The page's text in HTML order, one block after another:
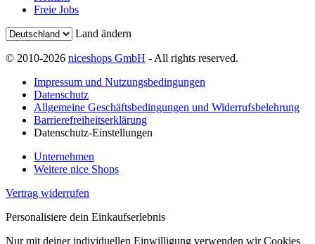
Freie Jobs
Land ändern
© 2010-2026 niceshops GmbH - All rights reserved.
Impressum und Nutzungsbedingungen
Datenschutz
Allgemeine Geschäftsbedingungen und Widerrufsbelehrung
Barrierefreiheitserklärung
Datenschutz-Einstellungen
Unternehmen
Weitere nice Shops
Vertrag widerrufen
Personalisiere dein Einkaufserlebnis
Nur mit deiner individuellen Einwilligung verwenden wir Cookies